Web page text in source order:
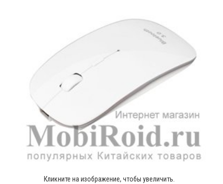
Кликните на изображение, чтобы увеличить.